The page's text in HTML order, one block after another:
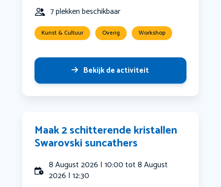
7 plekken beschikbaar
Kunst & Cultuur Overig Workshop
Bekijk de activiteit
Maak 2 schitterende kristallen
Swarovski suncathers
8 August 2026 | 10:00 tot 8 August
2026 | 12:30